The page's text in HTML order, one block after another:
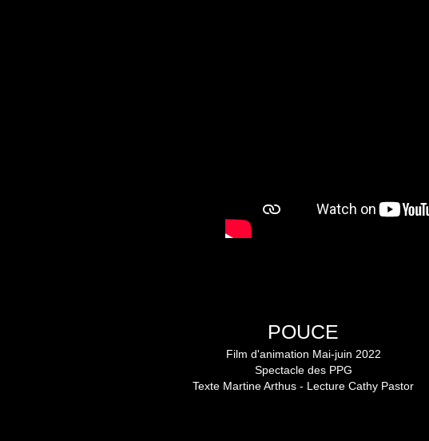
POUCE
Film d'animation Mai-juin 2022
Spectacle des PPG
Texte Martine Arthus - Lecture Cathy Pastor